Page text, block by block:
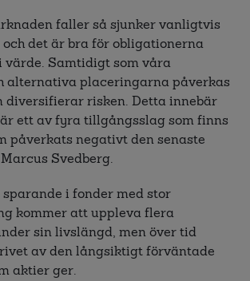
faller så sjunker vanligtvis
det är bra för obligationerna
värde. Samtidigt som våra
alternativa placeringarna påverkas
diversifierar risken. Detta innebär
ett av fyra tillgångsslag som finns
påverkats negativt den senaste
Svedberg.
i fonder med stor
kommer att uppleva flera
sin livslängd, men över tid
av den långsiktigt förväntade
aktier ger.